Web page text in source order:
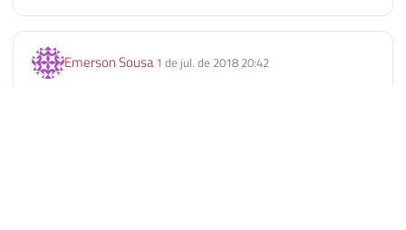
Emerson Sousa 1 de jul. de 2018 20:42